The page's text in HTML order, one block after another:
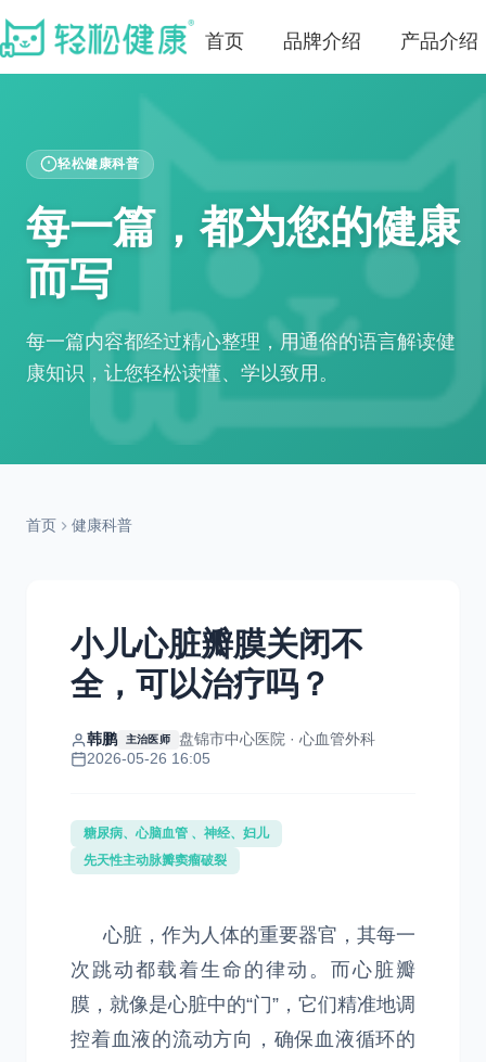
首页 品牌介绍 产品介绍
轻松健康科普
每一篇，都为您的健康
而写
每一篇内容都经过精心整理，用通俗的语言解读健
康知识，让您轻松读懂、学以致用。
首页 健康科普
小儿心脏瓣膜关闭不
全，可以治疗吗？
韩鹏 主治医师
盘锦市中心医院 · 心血管外科
2026-05-26 16:05
糖尿病、心脑血管 、神经、妇儿
先天性主动脉瓣窦瘤破裂
心脏，作为人体的重要器官，其每一
次跳动都载着生命的律动。而心脏瓣
膜，就像是心脏中的“门”，它们精准地调
控着血液的流动方向，确保血液循环的